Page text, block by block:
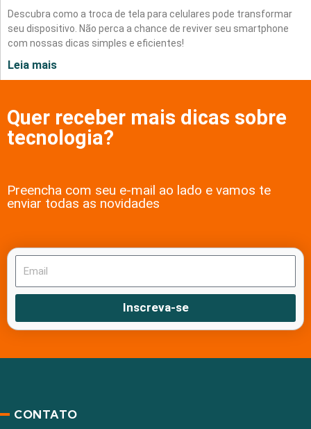
Descubra como a troca de tela para celulares pode transformar
seu dispositivo. Não perca a chance de reviver seu smartphone
com nossas dicas simples e eficientes!
Leia mais
Quer receber mais dicas sobre
tecnologia?
Preencha com seu e-mail ao lado e vamos te
enviar todas as novidades
Inscreva-se
CONTATO